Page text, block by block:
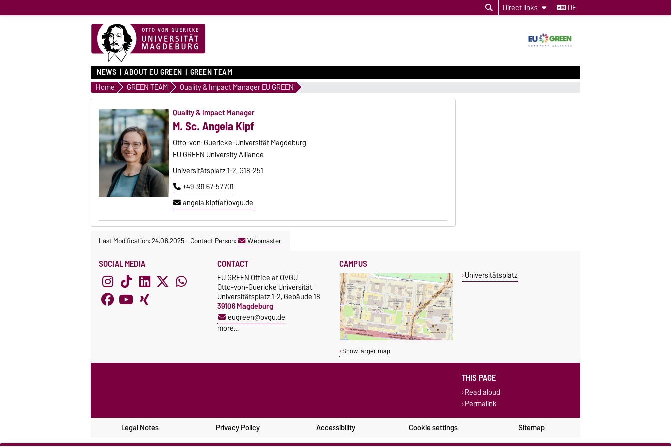
Direct links DE
NEWS ABOUT EU GREEN GREEN TEAM
Home GREEN TEAM Quality & Impact Manager EU GREEN
Quality & Impact Manager
M. Sc. Angela Kipf
Otto-von-Guericke-Universität Magdeburg
EU GREEN University Alliance
Universitätsplatz 1-2, G18-251
+49 391 67-57701
angela.kipf(at)ovgu.de
Last Modification: 24.06.2025-Contact Person: Webmaster
SOCIAL MEDIA CONTACT
EU GREEN Office at OVGU
Otto-von-Guericke Universität
Universitätsplatz 1-2, Gebäude 18
39106 Magdeburg
eugreen@ovgu.de
more…
CAMPUS
Show larger map
Universitätsplatz
THIS PAGE
Read aloud
Permalink
Legal Notes Privacy Policy Accessibility Cookie settings Sitemap